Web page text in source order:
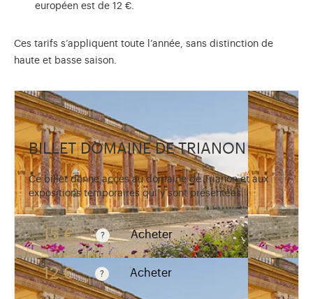
européen est de 12 €.
Ces tarifs s’appliquent toute l’année, sans distinction de
haute et basse saison.
BILLET DOMAINE DE TRIANON
Ce billet donne accès au domaine de Trianon et aux
expositions temporaires qui y sont présentées.
15 €
Tarif valable du 1er avril au 31 octobre. Tarif normal :
Acheter
12 €
Tarif valable du 1er avril au 31 octobre. Tarif réduit -
Acheter